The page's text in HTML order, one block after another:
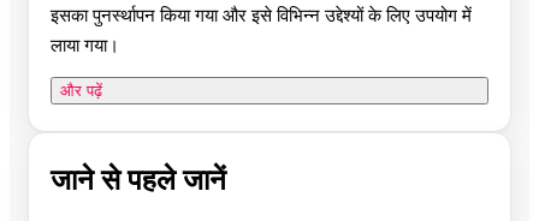
इसका पुनर्स्थापन किया गया और इसे विभिन्न उद्देश्यों के लिए उपयोग में
लाया गया।
और पढ़ें
जाने से पहले जानें